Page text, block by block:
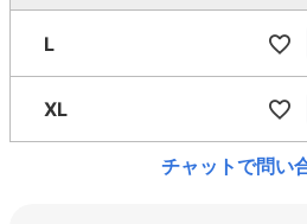
L
XL
チャットで問い